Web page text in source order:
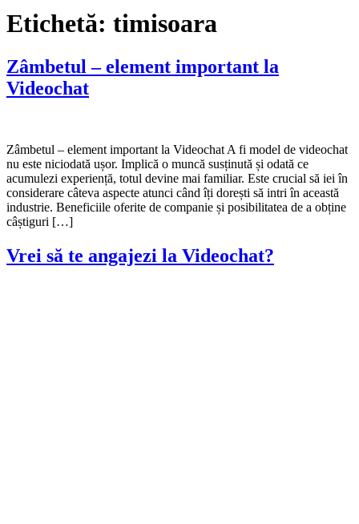
Etichetă: timisoara
Zâmbetul – element important la
Videochat
Zâmbetul – element important la Videochat A fi model de videochat
nu este niciodată ușor. Implică o muncă susținută și odată ce
acumulezi experiență, totul devine mai familiar. Este crucial să iei în
considerare câteva aspecte atunci când îți dorești să intri în această
industrie. Beneficiile oferite de companie și posibilitatea de a obține
câștiguri […]
Vrei să te angajezi la Videochat?